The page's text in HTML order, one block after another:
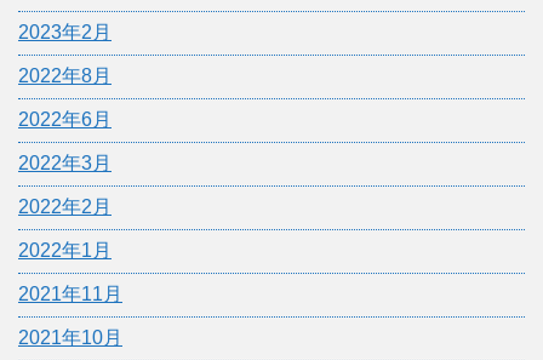
2023年2月
2022年8月
2022年6月
2022年3月
2022年2月
2022年1月
2021年11月
2021年10月